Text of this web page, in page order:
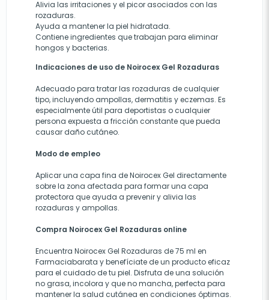
Alivia las irritaciones y el picor asociados con las
rozaduras.
Ayuda a mantener la piel hidratada.
Contiene ingredientes que trabajan para eliminar
hongos y bacterias.
Indicaciones de uso de Noirocex Gel Rozaduras
Adecuado para tratar las rozaduras de cualquier
tipo, incluyendo ampollas, dermatitis y eczemas. Es
especialmente útil para deportistas o cualquier
persona expuesta a fricción constante que pueda
causar daño cutáneo.
Modo de empleo
Aplicar una capa fina de Noirocex Gel directamente
sobre la zona afectada para formar una capa
protectora que ayuda a prevenir y alivia las
rozaduras y ampollas.
Compra Noirocex Gel Rozaduras online
Encuentra Noirocex Gel Rozaduras de 75 ml en
Farmaciabarata y benefíciate de un producto eficaz
para el cuidado de tu piel. Disfruta de una solución
no grasa, incolora y que no mancha, perfecta para
mantener la salud cutánea en condiciones óptimas.